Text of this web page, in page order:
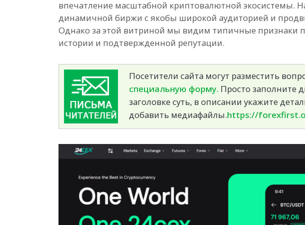
впечатление масштабной криптовалютной экосистемы.
динамичной биржи с якобы широкой аудиторией и
Однако за этой витриной мы видим типичные признаки
истории и подтвержденной репутации.
Посетители сайта могут разместить
специальную форму. Просто заполните
заголовке суть, в описании укажите
добавить медиафайлы.https://